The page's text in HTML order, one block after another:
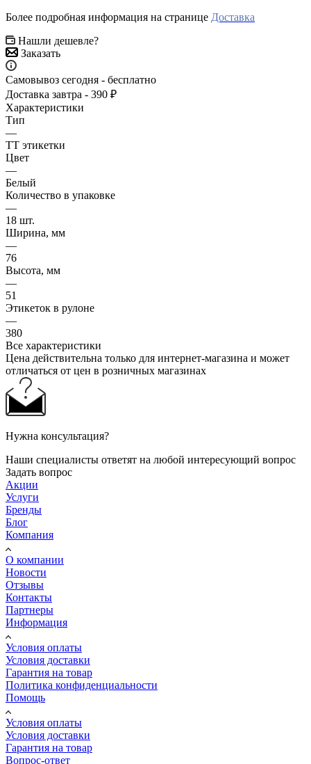
Более подробная информация на странице Доставка
Нашли дешевле?
Заказать
Самовывоз сегодня - бесплатно
Доставка завтра - 390 ₽
Характеристики
Тип
—
ТТ этикетки
Цвет
—
Белый
Количество в упаковке
—
18 шт.
Ширина, мм
—
76
Высота, мм
—
51
Этикеток в рулоне
—
380
Все характеристики
Цена действительна только для интернет-магазина и может
отличаться от цен в розничных магазинах
Нужна консультация?
Наши специалисты ответят на любой интересующий вопрос
Задать вопрос
Акции
Услуги
Бренды
Блог
Компания
О компании
Новости
Отзывы
Контакты
Партнеры
Информация
Условия оплаты
Условия доставки
Гарантия на товар
Политика конфиденциальности
Помощь
Условия оплаты
Условия доставки
Гарантия на товар
Вопрос-ответ